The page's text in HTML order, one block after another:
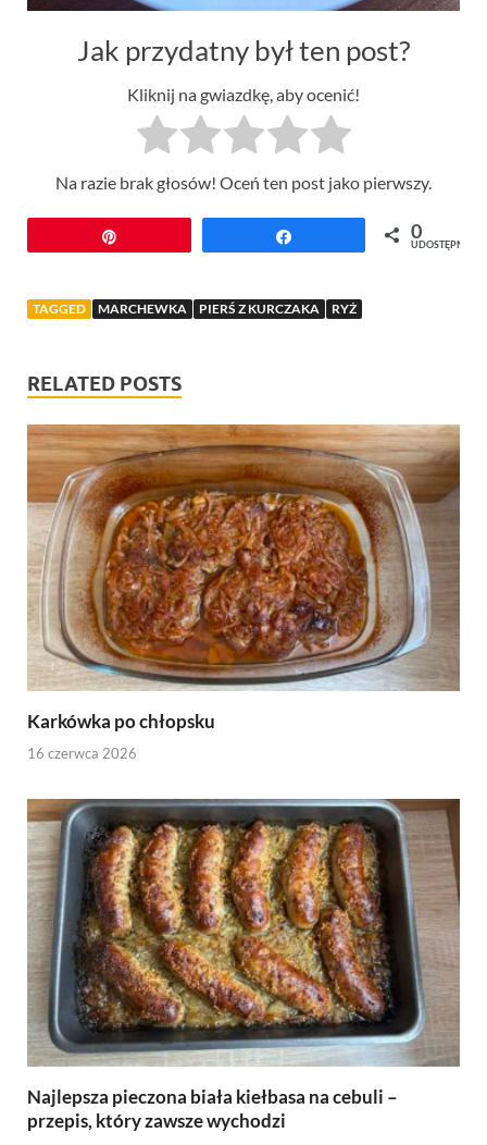
Jak przydatny był ten post?
Kliknij na gwiazdkę, aby ocenić!
Na razie brak głosów! Oceń ten post jako pierwszy.
0
UDOSTĘPNIEŃ
TAGGED MARCHEWKA PIERŚ Z KURCZAKA RYŻ
RELATED POSTS
Karkówka po chłopsku
16 czerwca 2026
Najlepsza pieczona biała kiełbasa na cebuli –
przepis, który zawsze wychodzi